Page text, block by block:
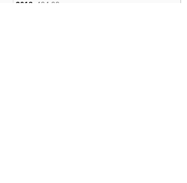
2018 : 404.00